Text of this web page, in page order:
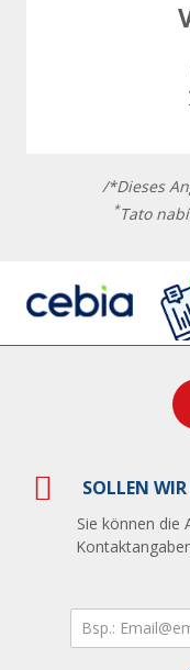
/*Dieses
*Tato
SOLLEN
Sie können die